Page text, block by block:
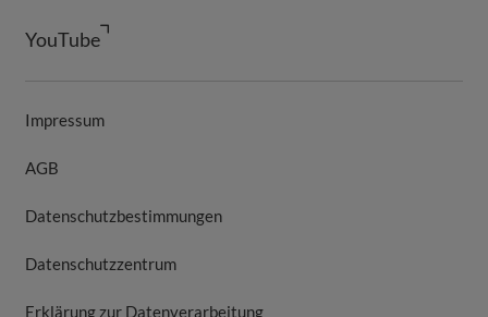
YouTube
Impressum
AGB
Datenschutzbestimmungen
Datenschutzzentrum
Erklärung zur Datenverarbeitung